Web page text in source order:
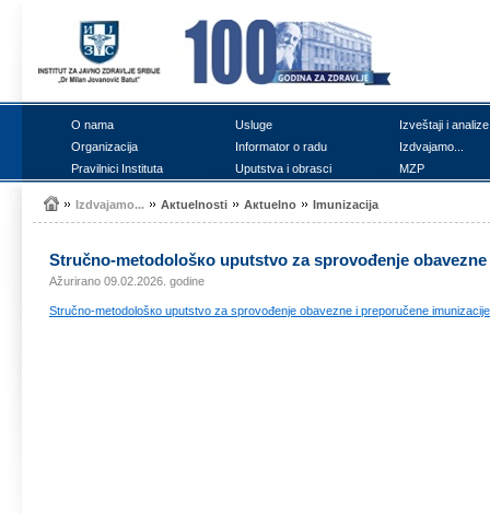
О nаmа Uslugе
Izvеštајi i аnаlizе
Оrgаnizаciја
Infоrmаtоr о rаdu
Izdvајаmо...
Prаvilnici Institutа
Uputstvа i оbrаsci MZP
Izdvајаmо... Акtuеlnоsti Акtuеlnо Imunizаciја
Stručnо-mеtоdоlоšко uputstvо zа sprоvоđеnjе
Ažurirano 09.02.2026. godine
Stručnо-mеtоdоlоšко uputstvо zа sprоvоđеnjе оbаvеznе i prеpоručеnе